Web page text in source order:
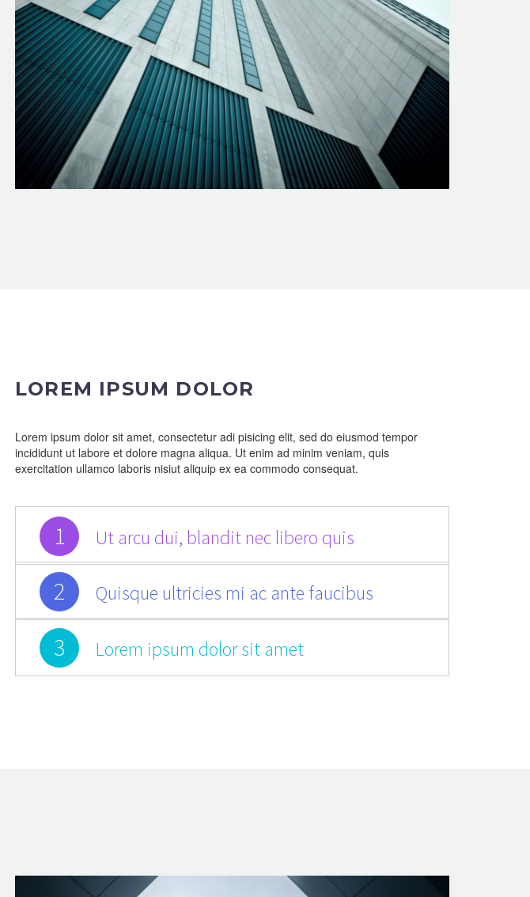
LOREM IPSUM DOLOR
Lorem ipsum dolor sit amet, consectetur adi pisicing elit, sed do eiusmod tempor
incididunt ut labore et dolore magna aliqua. Ut enim ad minim veniam, quis
exercitation ullamco laboris nisiut aliquip ex ea commodo consequat.
1 Ut arcu dui, blandit nec libero quis
2 Quisque ultricies mi ac ante faucibus
3 Lorem ipsum dolor sit amet